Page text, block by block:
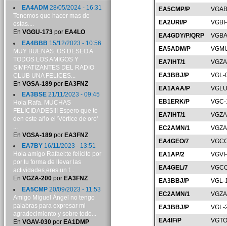
EA5CMP/P
EA2URI/P
EA4GDY/P/QRP
EA5ADM/P
EA7IHT/1
EA3BBJ/P
VGL-
EA1AAA/P
EB1ERK/P
EA7IHT/1
EC2AMN/1
EA4GEO/7
EA1AP/2
EA4GEL/7
EA3BBJ/P
VGL-
EC2AMN/1
EA3BBJ/P
VGL-
EA4IF/P
EA4ADM 28/05/2024 - 16:31
Tenemos que hacer mas de
estas....
En VGGU-173por EA4LO
EA4BBB 15/12/2023 - 10:56
MUY BUENAS. OS DESEO A
TODOS LOS AMIGOS Y
SIMPATIZANTES DEL RADIO
CLUB UNA FELICES...
En VGSA-189por EA3FNZ
EA3BSE21/11/2023 - 09:45
Hola Rafa. MUCHAS
FELICIDADES!!! Espero que te
den este año el 'Vértice de oro'
...
En VGSA-189por EA3FNZ
EA7BY16/11/2023 - 13:51
Hola amigo Rafael:te felicito por
por tu forma de llevar las
actividades,eres un f...
En VGZA-200por EA3FNZ
EA5CMP20/09/2023 - 11:53
Amigo Miguel Ángel no tengo
palabras para expresar mi
agradecimiento y sobre todo...
En VGAV-030por EA1DMP